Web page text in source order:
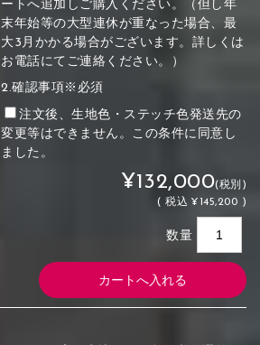
ートへ追加しご購入ください。（但し年
末年始等の大型連休が重なった場合、最
大3月かかる場合がございます。詳しくは
お電話にてご連絡ください。）
2.確認事項※必須
注文後、生地色・ステッチ色発送先の
変更等はできません。この条件に同意し
ました。
¥132,000(税別)
(税込 ¥145,200 )
数量